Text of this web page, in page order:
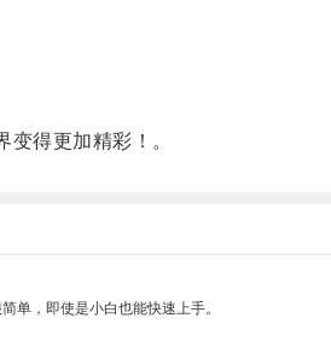
得更加精彩！。
单，即使是小白也能快速上手。